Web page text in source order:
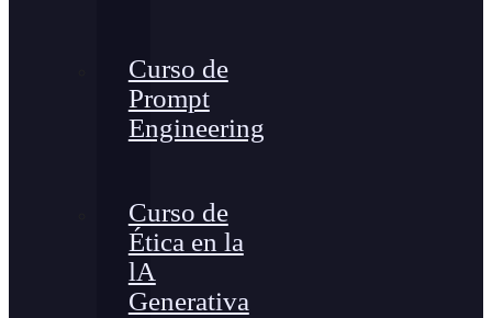
Curso de
Prompt
Engineering
Curso de
Ética en la
lA
Generativa